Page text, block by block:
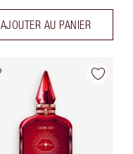
AJOUTER AU PANIER